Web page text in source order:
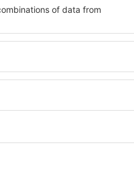
Welche
in Les Bons Villers
Hotels in in Les Bons Villers
verschiedenen Standards
Gäste angepasst sind . Zu
WLAN-Zugang, SPA-Zone,
Konferenzzentrum,
Parkplätze sowie